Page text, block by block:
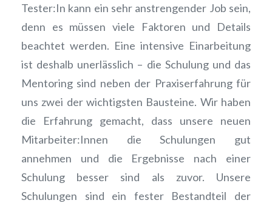
Tester:In kann ein sehr anstrengender Job sein,
denn es müssen viele Faktoren und Details
beachtet werden. Eine intensive Einarbeitung
ist deshalb unerlässlich – die Schulung und das
Mentoring sind neben der Praxiserfahrung für
uns zwei der wichtigsten Bausteine. Wir haben
die Erfahrung gemacht, dass unsere neuen
Mitarbeiter:Innen die Schulungen gut
annehmen und die Ergebnisse nach einer
Schulung besser sind als zuvor. Unsere
Schulungen sind ein fester Bestandteil der